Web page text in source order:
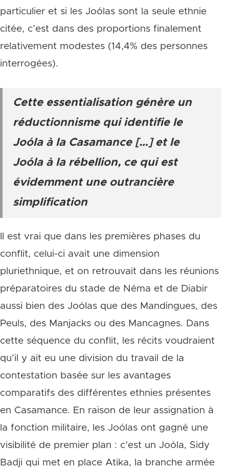
particulier et si les Joólas sont la seule ethnie
citée, c’est dans des proportions finalement
relativement modestes (14,4% des personnes
interrogées).
Cette essentialisation génère un
réductionnisme qui identifie le
Joóla à la Casamance […] et le
Joóla à la rébellion, ce qui est
évidemment une outrancière
simplification
Il est vrai que dans les premières phases du
conflit, celui-ci avait une dimension
pluriethnique, et on retrouvait dans les réunions
préparatoires du stade de Néma et de Diabir
aussi bien des Joólas que des Mandingues, des
Peuls, des Manjacks ou des Mancagnes. Dans
cette séquence du conflit, les récits voudraient
qu’il y ait eu une division du travail de la
contestation basée sur les avantages
comparatifs des différentes ethnies présentes
en Casamance. En raison de leur assignation à
la fonction militaire, les Joólas ont gagné une
visibilité de premier plan : c’est un Joóla, Sidy
Badji qui met en place Atika, la branche armée